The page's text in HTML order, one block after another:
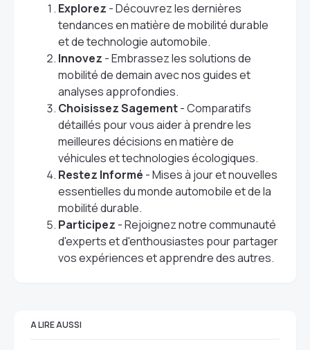
Explorez - Découvrez les dernières
tendances en matière de mobilité durable
et de technologie automobile.
Innovez - Embrassez les solutions de
mobilité de demain avec nos guides et
analyses approfondies.
Choisissez Sagement- Comparatifs
détaillés pour vous aider à prendre les
meilleures décisions en matière de
véhicules et technologies écologiques.
Restez Informé - Mises à jour et nouvelles
essentielles du monde automobile et de la
mobilité durable.
Participez - Rejoignez notre communauté
d'experts et d'enthousiastes pour partager
vos expériences et apprendre des autres.
A LIRE AUSSI